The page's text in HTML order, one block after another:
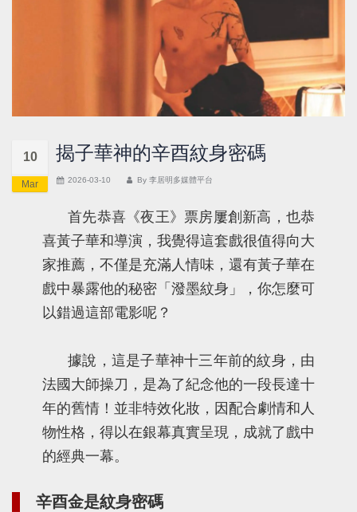
10
Mar
揭子華神的辛酉紋身密碼
2026-03-10 By 李居明多媒體平台
首先恭喜《夜王》票房屢創新高，也恭
喜黃子華和導演，我覺得這套戲很值得向大
家推薦，不僅是充滿人情味，還有黃子華在
戲中暴露他的秘密「潑墨紋身」，你怎麼可
以錯過這部電影呢？
據說，這是子華神十三年前的紋身，由
法國大師操刀，是為了紀念他的一段長達十
年的舊情！並非特效化妝，因配合劇情和人
物性格，得以在銀幕真實呈現，成就了戲中
的經典一幕。
辛酉金是紋身密碼